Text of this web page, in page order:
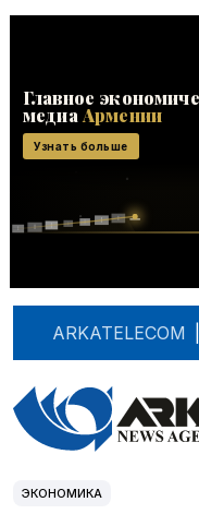
ARKATELECOM
ЭКОНОМИКА